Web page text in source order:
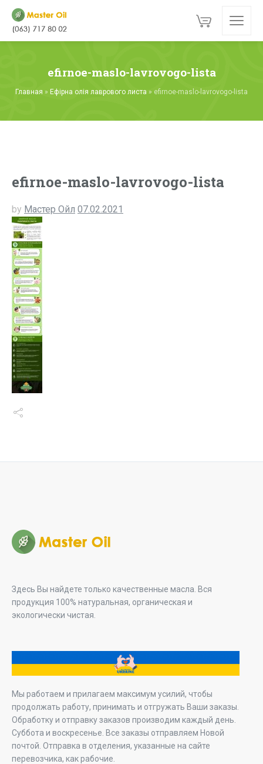
efirnoe-maslo-lavrovogo-lista
Главная » Ефірна олія лаврового листа » efirnoe-maslo-lavrovogo-lista
efirnoe-maslo-lavrovogo-lista
by Мастер Ойл 07.02.2021
Здесь Вы найдете только качественные масла. Вся
продукция 100% натуральная, органическая и
экологически чистая.
Мы работаем и прилагаем максимум усилий, чтобы
продолжать работу, принимать и отгружать Ваши заказы.
Обработку и отправку заказов производим каждый день.
Суббота и воскресенье. Все заказы отправляем Новой
почтой. Отправка в отделения, указанные на сайте
перевозчика, как рабочие.